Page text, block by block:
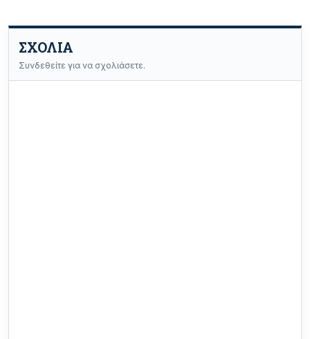
ΣΧΟΛΙΑ
Συνδεθείτε για να σχολιάσετε.